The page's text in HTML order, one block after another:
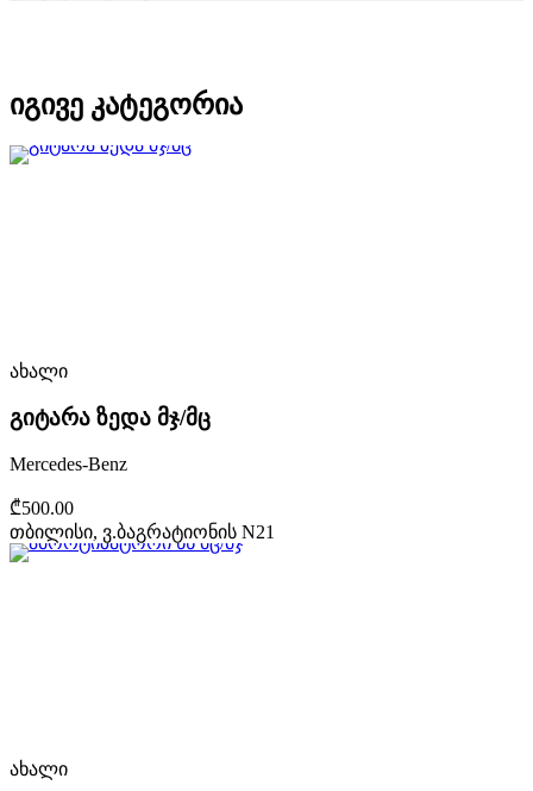
იგივე კატეგორია
ახალი
გიტარა ზედა მჯ/მც
Mercedes-Benz
₾500.00
თბილისი, ვ.ბაგრატიონის N21
ახალი